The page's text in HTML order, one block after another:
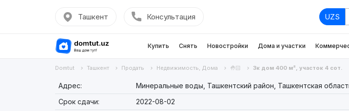
Ташкент Консультация UZS
Купить Снять Новостройки Дома и участки
Domtut Ташкент Продать Недвижимость, Дома 🤚🏻 3к дом 400 м², участок 4 сот.
Адрес:
Минеральные воды, Ташкентский район, Ташкентская область,
Срок сдачи:
2022-08-02